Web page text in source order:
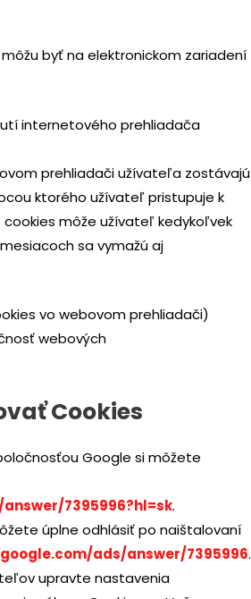
byť na elektronickom zariadení
internetového prehliadača
prehliadači užívateľa zostávajú
ktorého užívateľ pristupuje k
môže užívateľ kedykoľvek
sa vymažú aj
vo webovom prehliadači)
webových
Cookies
Google si môžete
7395996?hl=sk.
úplne odhlásiť po naištalovaní
ads/answer/7395996.
upravte nastavenia